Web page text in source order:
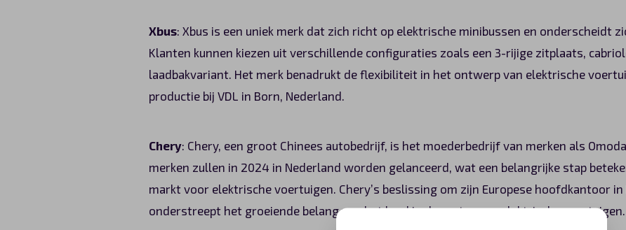
Xbus: Xbus is een uniek merk dat zich richt op elektrische minibussen en onderscheidt
Klanten kunnen kiezen uit verschillende configuraties zoals een 3-rijige zitplaats,
laadbakvariant. Het merk benadrukt de flexibiliteit in het ontwerp van elektrische
productie bij VDL in Born, Nederland.
Chery: Chery, een groot Chinees autobedrijf, is het moederbedrijf van merken als
merken zullen in 2024 in Nederland worden gelanceerd, wat een belangrijke stap
markt voor elektrische voertuigen. Chery’s beslissing om zijn Europese hoofdkantoor in
onderstreept het groeiende belang van het land in de sector van elektrische voertuigen.